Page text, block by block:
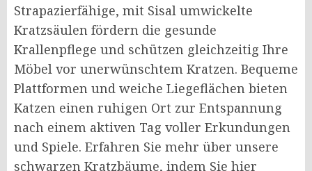
Strapazierfähige, mit Sisal umwickelte
Kratzsäulen fördern die gesunde
Krallenpflege und schützen gleichzeitig Ihre
Möbel vor unerwünschtem Kratzen. Bequeme
Plattformen und weiche Liegeflächen bieten
Katzen einen ruhigen Ort zur Entspannung
nach einem aktiven Tag voller Erkundungen
und Spiele. Erfahren Sie mehr über unsere
schwarzen Kratzbäume, indem Sie hier